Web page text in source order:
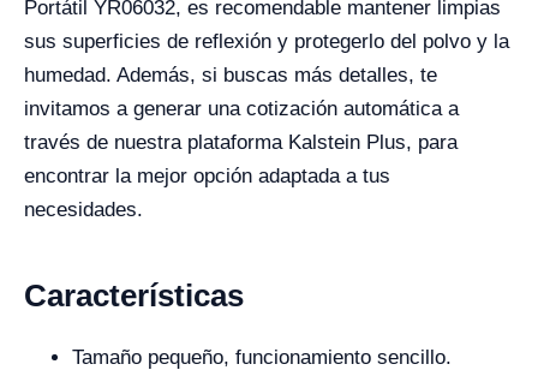
Portátil YR06032, es recomendable mantener limpias
sus superficies de reflexión y protegerlo del polvo y la
humedad. Además, si buscas más detalles, te
invitamos a generar una cotización automática a
través de nuestra plataforma Kalstein Plus, para
encontrar la mejor opción adaptada a tus
necesidades.
Características
Tamaño pequeño, funcionamiento sencillo.